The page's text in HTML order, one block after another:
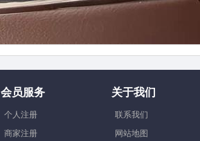
会员服务
个人注册
商家注册
关于我们
联系我们
网站地图